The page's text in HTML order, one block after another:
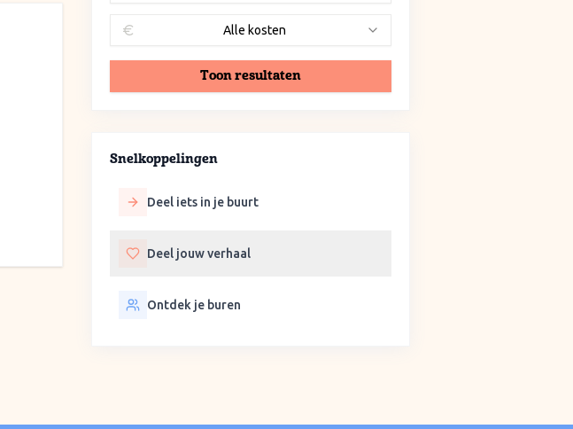
Alle kosten
Toon resultaten
Snelkoppelingen
Deel iets in je buurt
Deel jouw verhaal
Ontdek je buren